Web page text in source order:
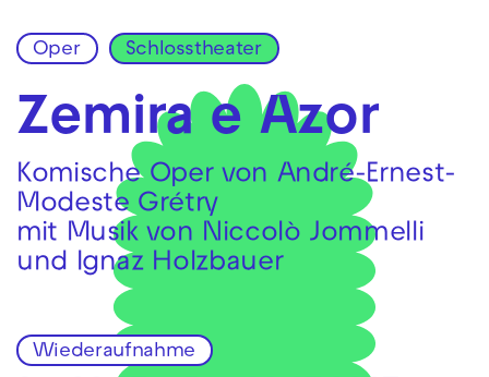
Zur Hauptnavigation springen
Zum Hauptinhalt springen Zum Footer springen
Oper Schlosstheater
Zemira e Azor
Komische Oper von André-Ernest-
Modeste Grétry
mit Musik von Niccolò Jommelli
und Ignaz Holzbauer
Wiederaufnahme